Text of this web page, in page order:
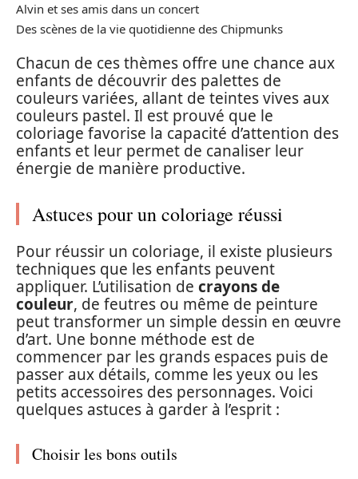
Alvin et ses amis dans un concert
Des scènes de la vie quotidienne des Chipmunks
Chacun de ces thèmes offre une chance aux
enfants de découvrir des palettes de
couleurs variées, allant de teintes vives aux
couleurs pastel. Il est prouvé que le
coloriage favorise la capacité d’attention des
enfants et leur permet de canaliser leur
énergie de manière productive.
Astuces pour un coloriage réussi
Pour réussir un coloriage, il existe plusieurs
techniques que les enfants peuvent
appliquer. L’utilisation de crayons de
couleur, de feutres ou même de peinture
peut transformer un simple dessin en œuvre
d’art. Une bonne méthode est de
commencer par les grands espaces puis de
passer aux détails, comme les yeux ou les
petits accessoires des personnages. Voici
quelques astuces à garder à l’esprit :
Choisir les bons outils